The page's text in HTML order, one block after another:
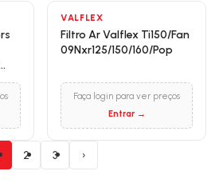
VALFLEX
Filtro Ar Valflex Ti150/Fan
09Nxr125/150/160/Pop
Faça login para ver preços
Entrar →
2 3 ›